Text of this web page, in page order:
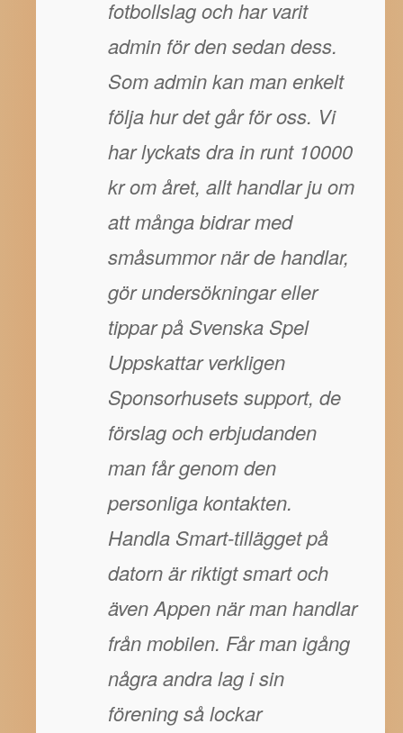
fotbollslag och har varit
admin för den sedan dess.
Som admin kan man enkelt
följa hur det går för oss. Vi
har lyckats dra in runt 10000
kr om året, allt handlar ju om
att många bidrar med
småsummor när de handlar,
gör undersökningar eller
tippar på Svenska Spel
Uppskattar verkligen
Sponsorhusets support, de
förslag och erbjudanden
man får genom den
personliga kontakten.
Handla Smart-tillägget på
datorn är riktigt smart och
även Appen när man handlar
från mobilen. Får man igång
några andra lag i sin
förening så lockar